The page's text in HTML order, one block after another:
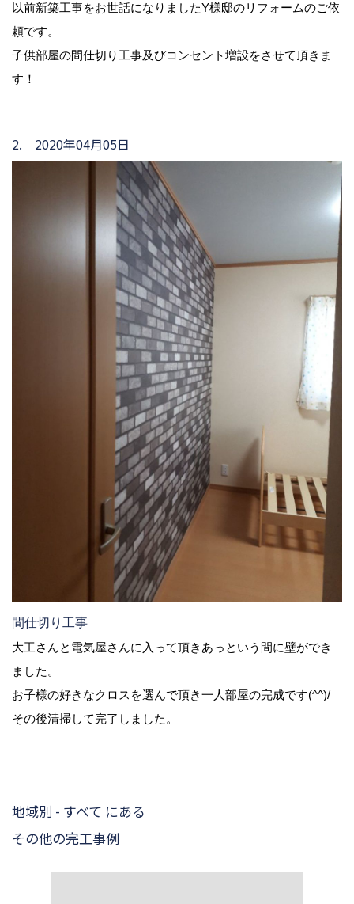
以前新築工事をお世話になりましたY様邸のリフォームのご依
頼です。
子供部屋の間仕切り工事及びコンセント増設をさせて頂きま
す！
2. 2020年04月05日
間仕切り工事
大工さんと電気屋さんに入って頂きあっという間に壁ができ
ました。
お子様の好きなクロスを選んで頂き一人部屋の完成です(^^)/
その後清掃して完了しました。
地域別 - すべて にある
その他の完工事例